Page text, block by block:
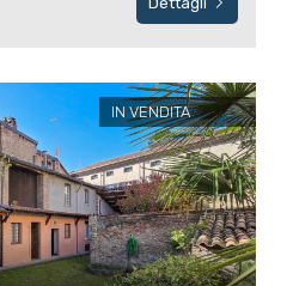
IN VENDITA